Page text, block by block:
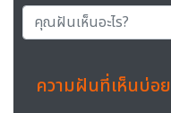
ความฝันที่เห็นบ่อย